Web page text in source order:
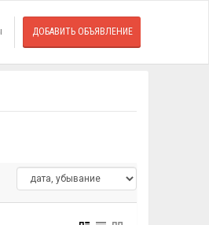
ДОБАВИТЬ ОБЪЯВЛЕНИЕ